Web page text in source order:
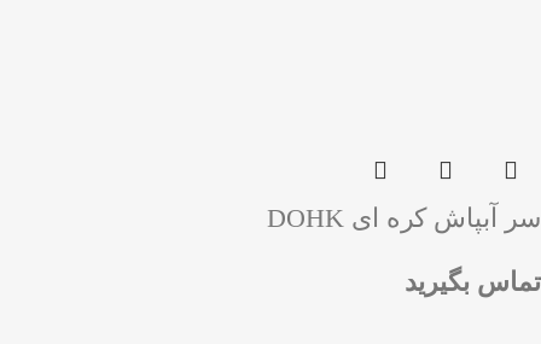
سر آبپاش کره ای DOHK
تماس بگیرید